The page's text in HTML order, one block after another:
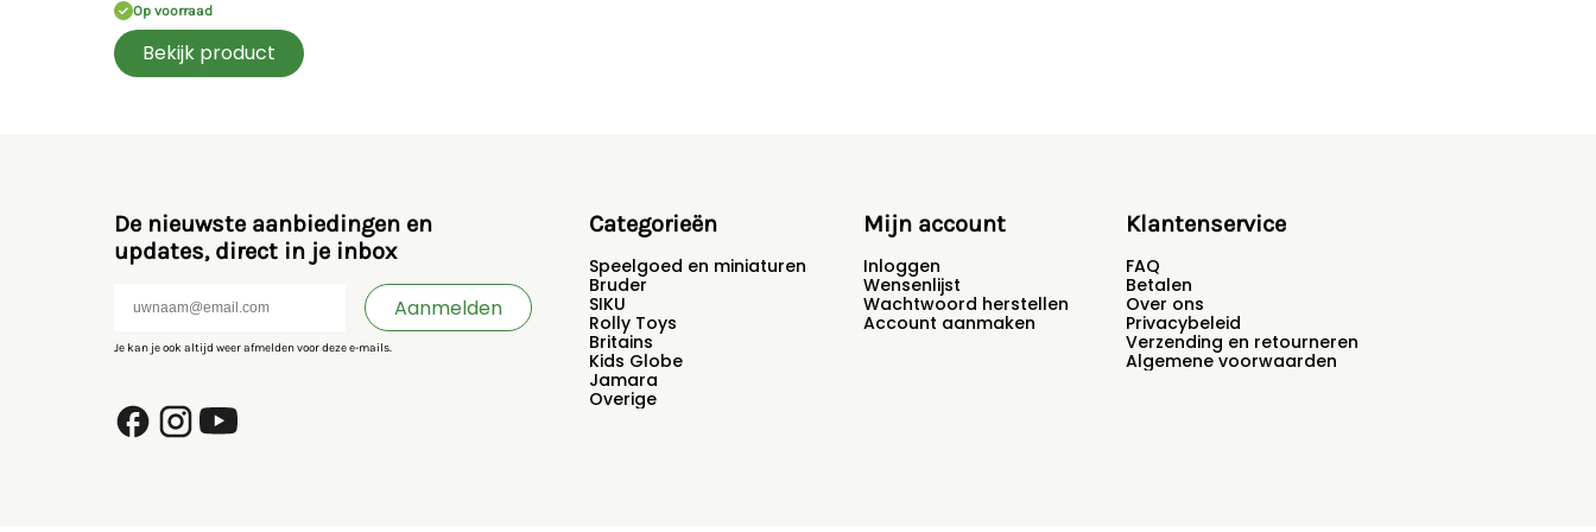
Op voorraad
Bekijk product
De nieuwste aanbiedingen en
updates, direct in je inbox
Aanmelden
Je kan je ook altijd weer afmelden voor deze e-mails.
Categorieën
Speelgoed en miniaturen
Bruder
SIKU
Rolly Toys
Britains
Kids Globe
Jamara
Overige
Mijn account
Inloggen
Wensenlijst
Wachtwoord herstellen
Account aanmaken
Klantenservice
FAQ
Betalen
Over ons
Privacybeleid
Verzending en retourneren
Algemene voorwaarden